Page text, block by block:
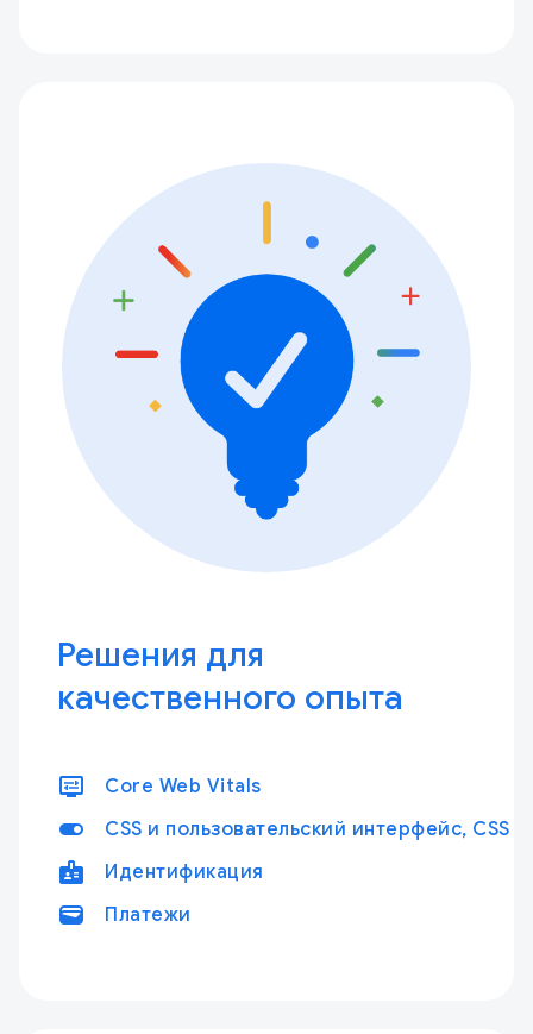
Решения для
качественного опыта
display_settings Core Web Vitals
toggle_on CSS и пользовательский интерфейс, CSS
badge Идентификация
wallet Платежи